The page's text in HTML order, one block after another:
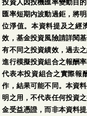
投資人因投機匯率變動目
匯率短期內波動過鉅，將
位淨值。本資料提及之經
效，基金投資風險請詳閱
有不同之投資績效，過去
進行模擬投資組合之報酬
代表本投資組合之實際報
作，結果可能不同。本資
明之用，不代表任何投資
金受益憑證，而非本資料